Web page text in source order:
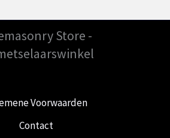
Store -
Voorwaarden
Contact